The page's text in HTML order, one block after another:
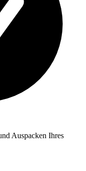
Auspacken Ihres